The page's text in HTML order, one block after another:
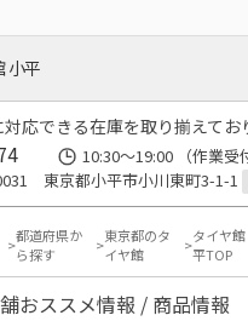
小平
応できる在庫を取り揃えてお
10:30～19:00 （作業受
東京都小平市小川東町3-1-1
都道府県か
ら探す
東京都のタ
イヤ館
タイヤ館
平TOP
おススメ情報 / 商品情報